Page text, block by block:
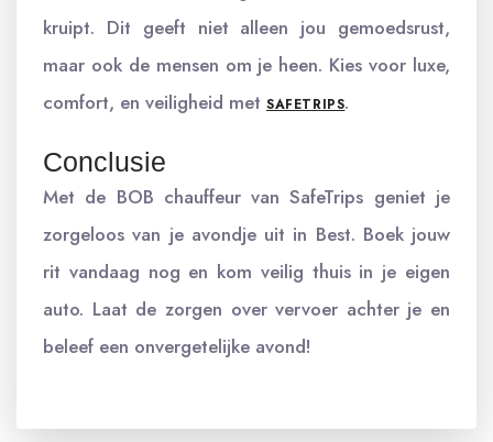
kruipt. Dit geeft niet alleen jou gemoedsrust,
maar ook de mensen om je heen. Kies voor luxe,
comfort, en veiligheid met SAFETRIPS.
Conclusie
Met de BOB chauffeur van SafeTrips geniet je
zorgeloos van je avondje uit in Best. Boek jouw
rit vandaag nog en kom veilig thuis in je eigen
auto. Laat de zorgen over vervoer achter je en
beleef een onvergetelijke avond!